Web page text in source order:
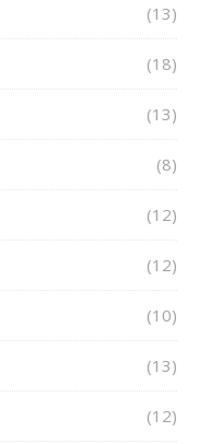
(13)
(18)
(13)
(8)
(12)
(12)
(10)
(13)
(12)